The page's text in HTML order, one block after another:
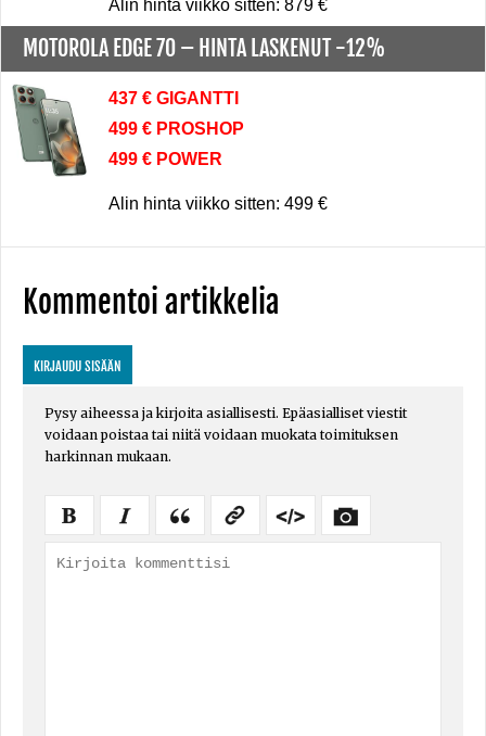
Alin hinta viikko sitten: 879 €
MOTOROLA EDGE 70 – HINTA LASKENUT -12%
437 € GIGANTTI
499 € PROSHOP
499 € POWER
Alin hinta viikko sitten: 499 €
Kommentoi artikkelia
KIRJAUDU SISÄÄN
Pysy aiheessa ja kirjoita asiallisesti. Epäasialliset viestit
voidaan poistaa tai niitä voidaan muokata toimituksen
harkinnan mukaan.